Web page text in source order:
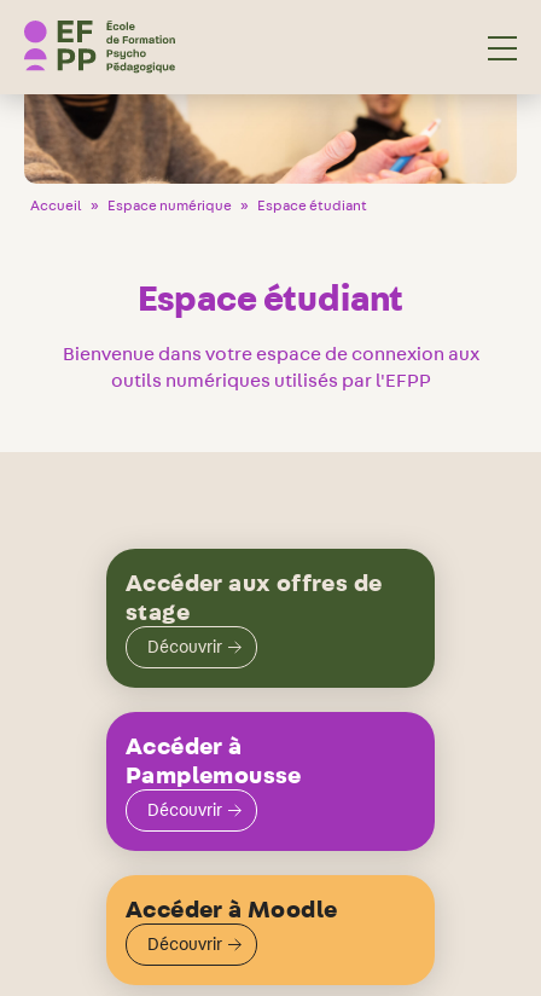
École de Formation Psycho Pédagogique
Accueil » Espace numérique » Espace étudiant
Espace étudiant
Bienvenue dans votre espace de connexion aux
outils numériques utilisés par l'EFPP
Accéder aux offres de
stage
Découvrir
Accéder à
Pamplemousse
Découvrir
Accéder à Moodle
Découvrir